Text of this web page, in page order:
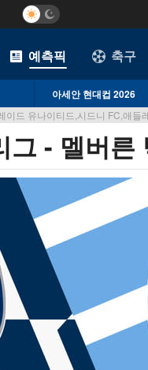
예측픽 축구
아세안 현대컵 2026
이드 유나이티드,시드니 FC,애들
그 - 멜버